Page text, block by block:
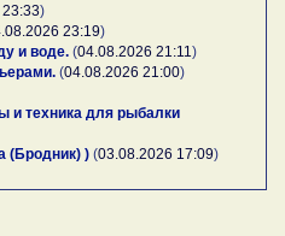
)
23:19)
и воде. (04.08.2026 21:11 )
(04.08.2026 21:00)
и техника для рыбалки
(Бродник) ) (03.08.2026 17:09)